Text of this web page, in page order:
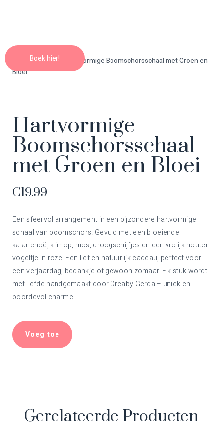
Boek hier!
Home/Planten / Hartvormige Boomschorsschaal met Groen en
Bloei
Hartvormige
Boomschorsschaal
met Groen en Bloei
€19.99
Een sfeervol arrangement in een bijzondere hartvormige
schaal van boomschors. Gevuld met een bloeiende
kalanchoë, klimop, mos, droogschijfjes en een vrolijk houten
vogeltje in roze. Een lief en natuurlijk cadeau, perfect voor
een verjaardag, bedankje of gewoon zomaar. Elk stuk wordt
met liefde handgemaakt door Creaby Gerda – uniek en
boordevol charme.
Voeg toe
Gerelateerde Producten